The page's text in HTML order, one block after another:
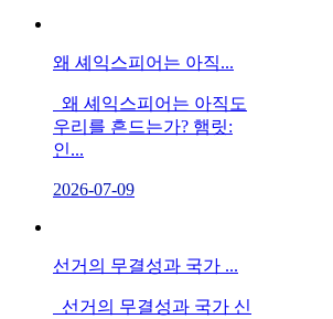
왜 셰익스피어는 아직...
왜 셰익스피어는 아직도
우리를 흔드는가? 햄릿:
인...
2026-07-09
선거의 무결성과 국가 ...
선거의 무결성과 국가 신